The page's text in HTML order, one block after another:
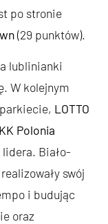
po stronie
(29 punktów).
lublinianki
W kolejnym
LOTTO
Polonia
Biało-
swój
i budując
oraz